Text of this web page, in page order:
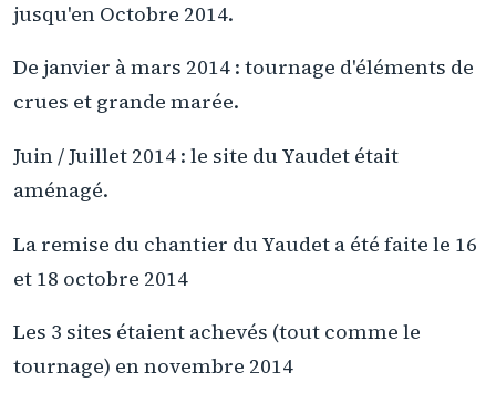
jusqu'en Octobre 2014.
De janvier à mars 2014 : tournage d'éléments de
crues et grande marée.
Juin / Juillet 2014 : le site du Yaudet était
aménagé.
La remise du chantier du Yaudet a été faite le 16
et 18 octobre 2014
Les 3 sites étaient achevés (tout comme le
tournage) en novembre 2014